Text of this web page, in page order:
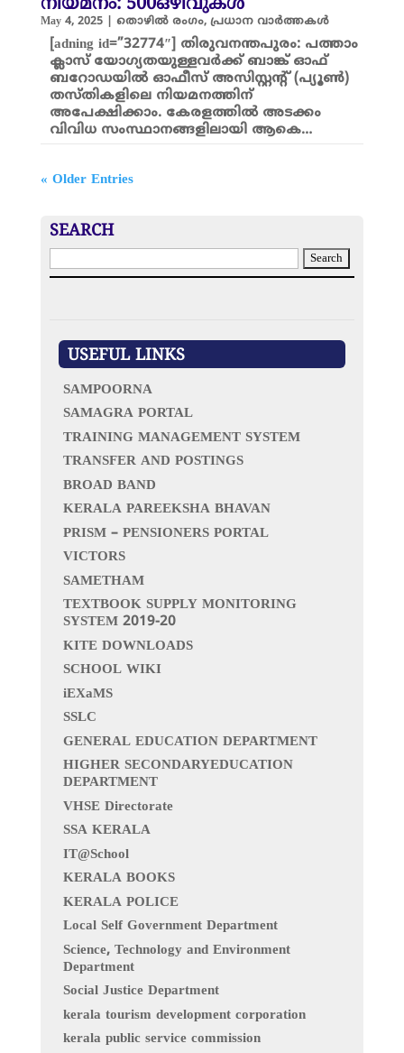
നിയമനം: 500ഒഴിവുകൾ
May 4, 2025| തൊഴിൽ രംഗം, പ്രധാന വാർത്തകൾ
[adning id=”32774″] തിരുവനന്തപുരം: പത്താം
ക്ലാസ് യോഗ്യതയുള്ളവർക്ക് ബാങ്ക് ഓഫ്
ബറോഡയില്‍ ഓഫീസ് അസിസ്റ്റന്റ് (പ്യൂൺ)
തസ്തികളിലെ നിയമനത്തിന്
അപേക്ഷിക്കാം. കേരളത്തിൽ അടക്കം
വിവിധ സംസ്ഥാനങ്ങളിലായി ആകെ…
« Older Entries
SEARCH
e
USEFUL LINKS
SAMPOORNA
SAMAGRA PORTAL
TRAINING MANAGEMENT SYSTEM
TRANSFER AND POSTINGS
BROAD BAND
KERALA PAREEKSHA BHAVAN
PRISM – PENSIONERS PORTAL
VICTORS
SAMETHAM
TEXTBOOK SUPPLY MONITORING
SYSTEM 2019-20
KITE DOWNLOADS
SCHOOL WIKI
iEXaMS
SSLC
GENERAL EDUCATION DEPARTMENT
HIGHER SECONDARYEDUCATION
DEPARTMENT
VHSE Directorate
SSA KERALA
IT@School
KERALA BOOKS
KERALA POLICE
Local Self Government Department
Science, Technology and Environment
Department
Social Justice Department
kerala tourism development corporation
kerala public service commission